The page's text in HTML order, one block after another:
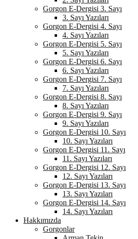
Gorgon E-Dergisi 3. Sayı
3. Sayı Yazıları
Gorgon E-Dergisi 4. Sayı
4. Sayı Yazıları
Gorgon E-Dergisi 5. Sayı
5. Sayı Yazıları
Gorgon E-Dergisi 6. Sayı
6. Sayı Yazıları
Gorgon E-Dergisi 7. Sayı
7. Sayı Yazıları
Gorgon E-Dergisi 8. Sayı
8. Sayı Yazıları
Gorgon E-Dergisi 9. Sayı
9. Sayı Yazıları
Gorgon E-Dergisi 10. Sayı
10. Sayı Yazıları
Gorgon E-Dergisi 11. Sayı
11. Sayı Yazıları
Gorgon E-Dergisi 12. Sayı
12. Sayı Yazıları
Gorgon E-Dergisi 13. Sayı
13. Sayı Yazıları
Gorgon E-Dergisi 14. Sayı
14. Sayı Yazıları
Hakkımızda
Gorgonlar